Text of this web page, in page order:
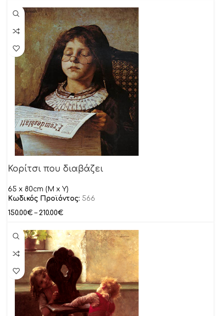
Κορίτσι που διαβάζει
65 x 80cm (M x Y)
Κωδικός Προϊόντος: 566
150.00€ – 210.00€